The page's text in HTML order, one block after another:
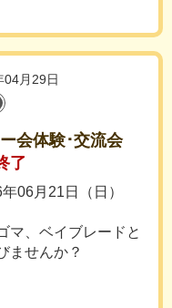
04月29日
会体験･交流会
了
06月21日（日）
マ、ベイブレードと
ませんか？